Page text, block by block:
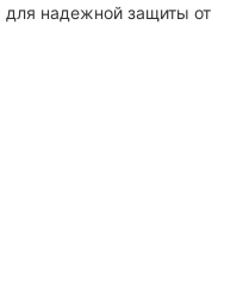
для надежной защиты от